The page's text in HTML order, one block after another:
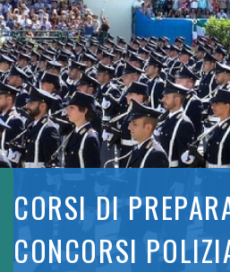
CORSI DI
CONCORSI